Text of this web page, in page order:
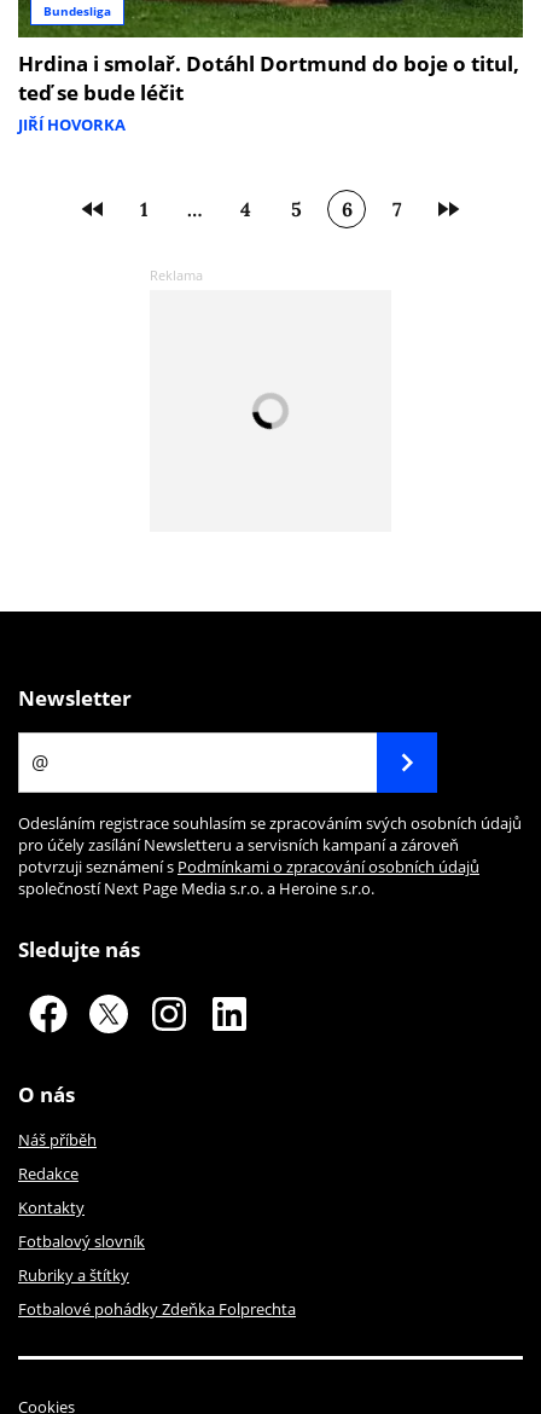
Bundesliga
Hrdina i smolař. Dotáhl Dortmund do boje o titul,
teď se bude léčit
JIŘÍ HOVORKA
1 … 4 5 6 7
Newsletter
Odesláním registrace souhlasím se zpracováním svých osobních údajů
pro účely zasílání Newsletteru a servisních kampaní a zároveň
potvrzuji seznámení s Podmínkami o zpracování osobních údajů
společností Next Page Media s.r.o. a Heroine s.r.o.
Sledujte nás
O nás
Náš příběh
Redakce
Kontakty
Fotbalový slovník
Rubriky a štítky
Fotbalové pohádky Zdeňka Folprechta
Cookies